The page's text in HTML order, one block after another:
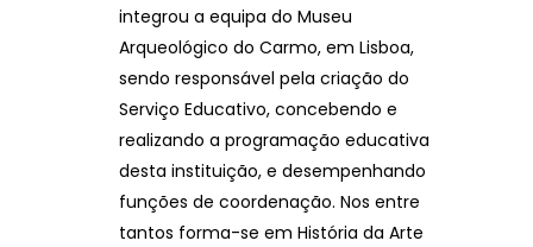
integrou a equipa do Museu
Arqueológico do Carmo, em Lisboa,
sendo responsável pela criação do
Serviço Educativo, concebendo e
realizando a programação educativa
desta instituição, e desempenhando
funções de coordenação. Nos entre
tantos forma-se em História da Arte